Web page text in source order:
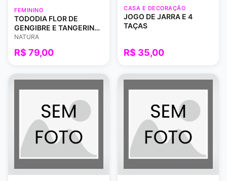
FEMININO
TODODIA FLOR DE
GENGIBRE E TANGERINA
LOÇÃO CORPORAL
NATURA
R$ 79,00
CASA E DECORAÇÃO
JOGO DE JARRA E 4
TAÇAS
R$ 35,00